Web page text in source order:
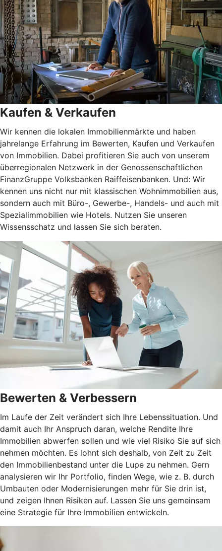
Kaufen & Verkaufen
Wir kennen die lokalen Immobilienmärkte und haben
jahrelange Erfahrung im Bewerten, Kaufen und Verkaufen
von Immobilien. Dabei profitieren Sie auch von unserem
überregionalen Netzwerk in der Genossenschaftlichen
FinanzGruppe Volksbanken Raiffeisenbanken. Und: Wir
kennen uns nicht nur mit klassischen Wohnimmobilien aus,
sondern auch mit Büro-, Gewerbe-, Handels- und auch mit
Spezialimmobilien wie Hotels. Nutzen Sie unseren
Wissensschatz und lassen Sie sich beraten.
Bewerten & Verbessern
Im Laufe der Zeit verändert sich Ihre Lebenssituation. Und
damit auch Ihr Anspruch daran, welche Rendite Ihre
Immobilien abwerfen sollen und wie viel Risiko Sie auf sich
nehmen möchten. Es lohnt sich deshalb, von Zeit zu Zeit
den Immobilienbestand unter die Lupe zu nehmen. Gern
analysieren wir Ihr Portfolio, finden Wege, wie z. B. durch
Umbauten oder Modernisierungen mehr für Sie drin ist,
und zeigen Ihnen Risiken auf. Lassen Sie uns gemeinsam
eine Strategie für Ihre Immobilien entwickeln.